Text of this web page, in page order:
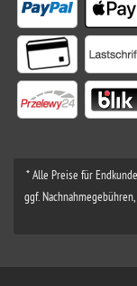
* Alle Preise für
ggf.